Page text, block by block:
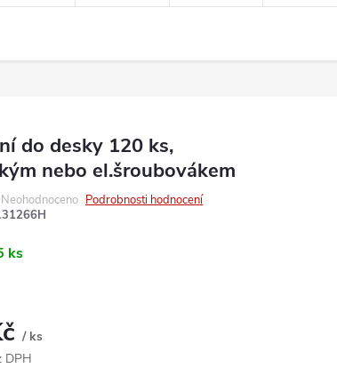
do desky 120 ks,
nebo el.šroubovákem
Neohodnoceno Podrobnosti hodnocení
ks
/ ks
DPH